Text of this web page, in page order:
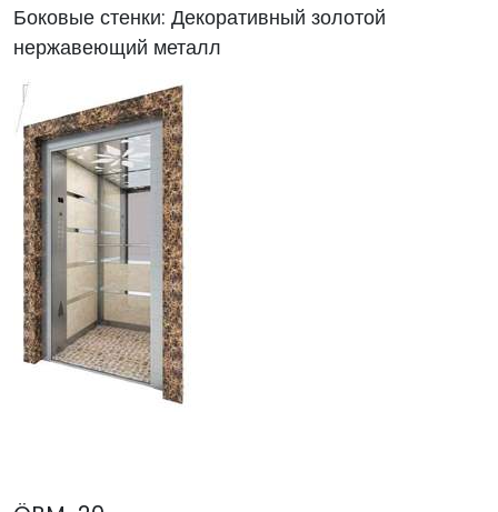
Боковые стенки: Декоративный золотой
нержавеющий металл